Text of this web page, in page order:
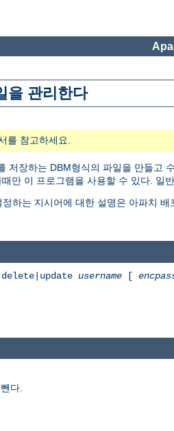
을 관리한다
를 참고하세요.
저장하는 DBM형식의 파일을 만들고
만 이 프로그램을 사용할 수 있다. 일
하는 지시어에 대한 설명은 아파치 배
username [
다.